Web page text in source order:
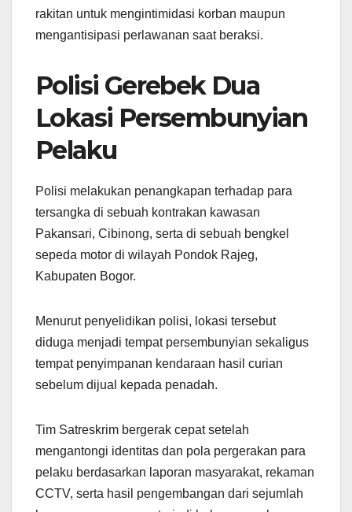
rakitan untuk mengintimidasi korban maupun
mengantisipasi perlawanan saat beraksi.
Polisi Gerebek Dua
Lokasi Persembunyian
Pelaku
Polisi melakukan penangkapan terhadap para
tersangka di sebuah kontrakan kawasan
Pakansari, Cibinong, serta di sebuah bengkel
sepeda motor di wilayah Pondok Rajeg,
Kabupaten Bogor.
Menurut penyelidikan polisi, lokasi tersebut
diduga menjadi tempat persembunyian sekaligus
tempat penyimpanan kendaraan hasil curian
sebelum dijual kepada penadah.
Tim Satreskrim bergerak cepat setelah
mengantongi identitas dan pola pergerakan para
pelaku berdasarkan laporan masyarakat, rekaman
CCTV, serta hasil pengembangan dari sejumlah